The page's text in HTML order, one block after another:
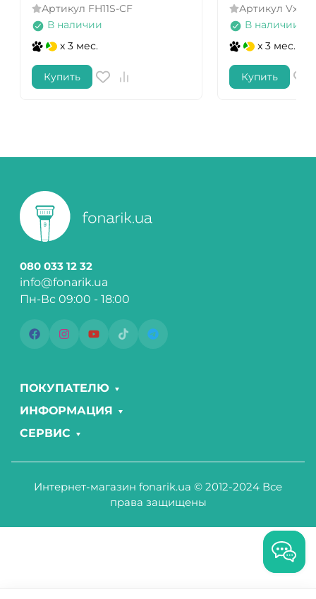
Артикул FH11S-CF
В наличии
x 3 мес.
Купить
Артикул
В наличии
x 3 мес.
Купить
080 033 12 32
info@fonarik.ua
Пн-Вс 09:00 - 18:00
ПОКУПАТЕЛЮ
ИНФОРМАЦИЯ
СЕРВИС
Интернет-магазин fonarik.ua © 2012-2024 Все
права защищены